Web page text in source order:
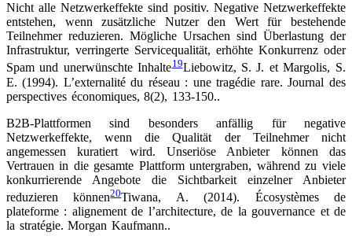
Nicht alle Netzwerkeffekte sind positiv. Negative Netzwerkeffekte
entstehen, wenn zusätzliche Nutzer den Wert für bestehende
Teilnehmer reduzieren. Mögliche Ursachen sind Überlastung der
Infrastruktur, verringerte Servicequalität, erhöhte Konkurrenz oder
Spam und unerwünschte Inhalte19Liebowitz, S. J. et Margolis, S.
E. (1994). L’externalité du réseau : une tragédie rare. Journal des
perspectives économiques, 8(2), 133-150..
B2B-Plattformen sind besonders anfällig für negative
Netzwerkeffekte, wenn die Qualität der Teilnehmer nicht
angemessen kuratiert wird. Unseriöse Anbieter können das
Vertrauen in die gesamte Plattform untergraben, während zu viele
konkurrierende Angebote die Sichtbarkeit einzelner Anbieter
reduzieren können20Tiwana, A. (2014). Écosystèmes de
plateforme : alignement de l’architecture, de la gouvernance et de
la stratégie. Morgan Kaufmann..